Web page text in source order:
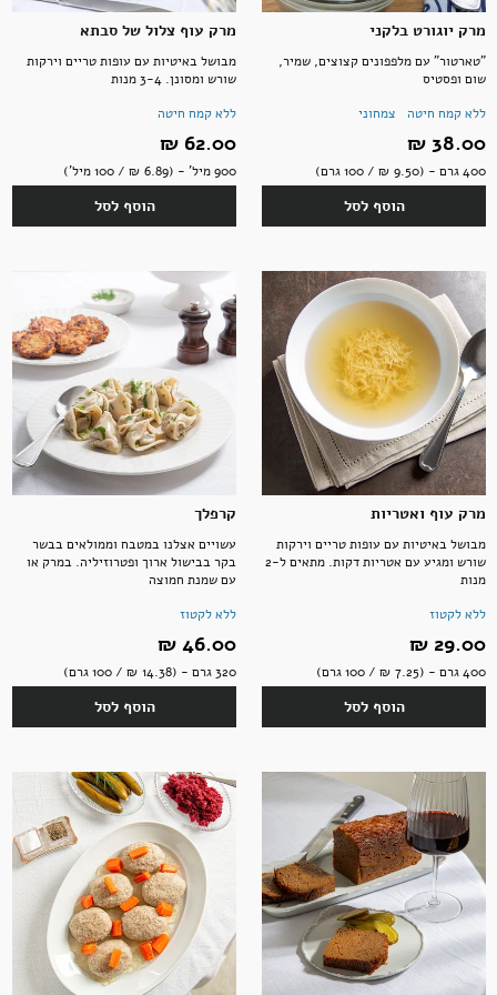
מרק יוגורט בלקני
"טארטור" עם מלפפונים קצוצים, שמיר,
שום ופסטיס
ללא קמח חיטה
צמחוני
38.00 ‏₪
400 גרם - (9.50 ‏₪ / 100 גרם)
הוסף לסל
מרק עוף צלול של סבתא
מבושל באיטיות עם עופות טריים וירקות
שורש ומסונן. 3-4 מנות
ללא קמח חיטה
62.00 ‏₪
900 מיל' - (6.89 ‏₪ / 100 מיל')
הוסף לסל
מרק עוף ואטריות
מבושל באיטיות עם עופות טריים וירקות
שורש ומגיע עם אטריות דקות. מתאים ל-2
מנות
ללא לקטוז
29.00 ‏₪
400 גרם - (7.25 ‏₪ / 100 גרם)
הוסף לסל
קרפלך
עשויים אצלנו במטבח וממולאים בבשר
בקר בבישול ארוך ופטרוזיליה. במרק או
עם שמנת חמוצה
ללא לקטוז
46.00 ‏₪
320 גרם - (14.38 ‏₪ / 100 גרם)
הוסף לסל
ספרים ומוצרי נייר